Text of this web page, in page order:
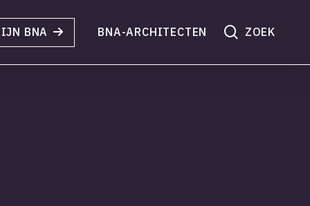
BNA BNA-ARCHITECTEN search